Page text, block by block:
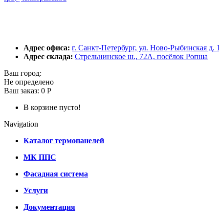
Адрес офиса: г. Санкт-Петербург, ул. Ново-Рыбинская
Адрес склада: Стрельнинское ш., 72А, посёлок Ропша
Ваш город:
Не определено
Ваш заказ: 0 Р
В корзине пусто!
Navigation
Каталог термопанелей
МК ППС
Фасадная система
Услуги
Документация